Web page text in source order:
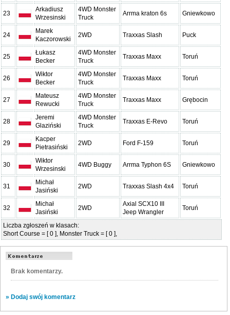
23
Arkadiusz
Wrzesinski
4WD Monster
Truck
Arrma kraton 6s Gniewkowo
24
Marek
Kaczorowski
2WD Traxxas Slash Puck
25
Łukasz
Becker
4WD Monster
Truck
Traxxas Maxx Toruń
26
Wiktor
Becker
4WD Monster
Truck
Traxxas Maxx Toruń
27
Mateusz
Rewucki
4WD Monster
Truck
Traxxas Maxx Grębocin
28
Jeremi
Glaziński
4WD Monster
Truck
Traxxas E-Revo Toruń
29
Kacper
Pietrasiński
2WD Ford F-159 Toruń
30
Wiktor
Wrzesinski
4WD Buggy Arrma Typhon 6S Gniewkowo
31
Michał
Jasiński
2WD Traxxas Slash 4x4 Toruń
32
Michał
Jasiński
2WD
Axial SCX10 III
Jeep Wrangler
Toruń
Liczba zgłoszeń w klasach:
Short Course = [ 0 ], Monster Truck = [ 0 ],
Brak komentarzy.
» Dodaj swój komentarz